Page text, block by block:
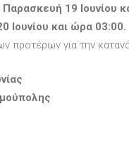
19 Ιουνίου
Ιουνίου και ώρα 03:00.
προτέρων για την